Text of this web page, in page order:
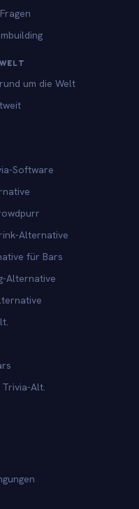
um die Welt
Software
Alternative
für Bars
Alternative
Alt.